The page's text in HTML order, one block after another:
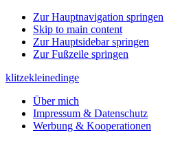
Zur Hauptnavigation springen
Skip to main content
Zur Hauptsidebar springen
Zur Fußzeile springen
klitzekleinedinge
Über mich
Impressum & Datenschutz
Werbung & Kooperationen